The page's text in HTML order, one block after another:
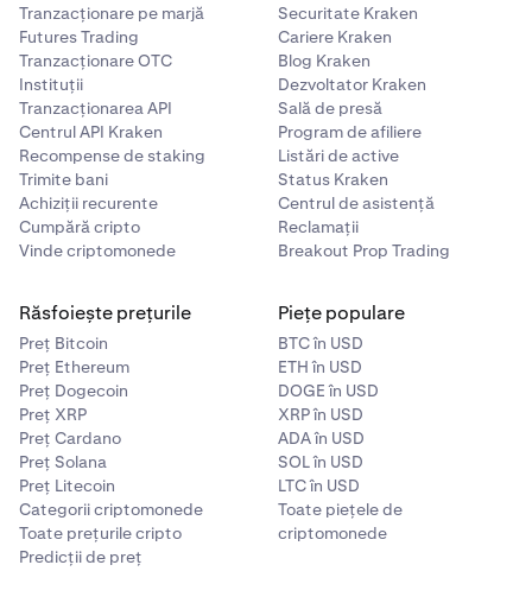
Tranzacționare pe marjă
Futures Trading
Tranzacționare OTC
Instituții
Tranzacționarea API
Centrul API Kraken
Recompense de staking
Trimite bani
Achiziții recurente
Cumpără cripto
Vinde criptomonede
Securitate Kraken
Cariere Kraken
Blog Kraken
Dezvoltator Kraken
Sală de presă
Program de afiliere
Listări de active
Status Kraken
Centrul de asistență
Reclamații
Breakout Prop Trading
Răsfoiește prețurile
Preț Bitcoin
Preț Ethereum
Preț Dogecoin
Preț XRP
Preț Cardano
Preț Solana
Preț Litecoin
Categorii criptomonede
Toate prețurile cripto
Predicții de preț
Piețe populare
BTC în USD
ETH în USD
DOGE în USD
XRP în USD
ADA în USD
SOL în USD
LTC în USD
Toate piețele de
criptomonede